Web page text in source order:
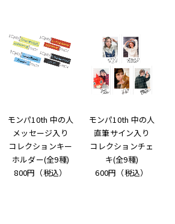
モンパ10th 中の人
メッセージ入り
コレクションキー
ホルダー(全9種)
800円（税込）
モンパ10th 中の人
直筆サイン入り
コレクションチェ
キ(全9種)
600円（税込）